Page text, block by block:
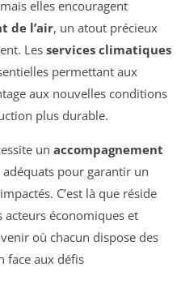
elles encouragent
de l’air, un atout précieux
Les services climatiques
permettant aux
aux nouvelles conditions
plus durable.
un accompagnement
pour garantir un
C’est là que réside
acteurs économiques et
où chacun dispose des
face aux défis